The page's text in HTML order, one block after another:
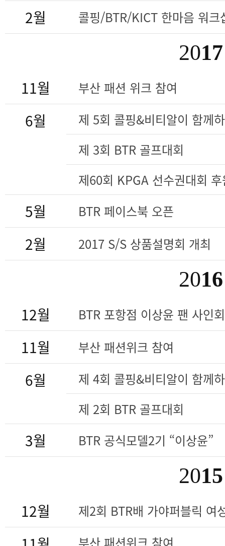
2월 콜핑/BTR/KICT 한마음 워크
2017
11월 부산 패션 위크 참여
6월
제 5회 콜핑&비티알이 함께
제 3회 BTR 골프대회
제60회 KPGA 선수권대회
5월 BTR 페이스북 오픈
2월 2017 S/S 상품설명회 개최
2016
12월 BTR 포항점 이상윤 팬 사인회
11월 부산 패션위크 참여
6월
제 4회 콜핑&비티알이 함께
제 2회 BTR 골프대회
3월 BTR 공식모델2기 “이상윤”
2015
12월 제2회 BTR배 가야퍼블릭 여
부산 패션위크 참여